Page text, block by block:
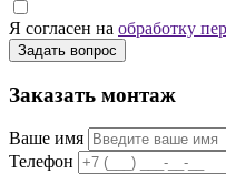
Я согласен на обработку
Задать вопрос
Заказать монтаж
Ваше имя
Телефон